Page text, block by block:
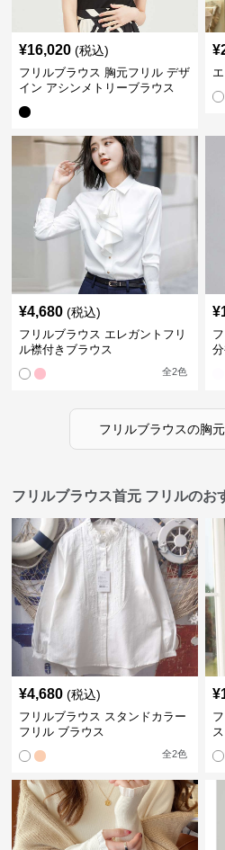
¥16,020 (税込)
フリルブラウス 胸元フリル デザ
イン アシンメトリーブラウス
¥
¥4,680 (税込)
フリルブラウス エレガントフリ
ル襟付きブラウス
全2色
¥
フリルブラウスの胸
フリルブラウス首元 フリルのお
¥4,680 (税込)
フリルブラウス スタンドカラー
フリル ブラウス
全2色
¥